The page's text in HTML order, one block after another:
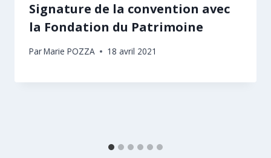
Signature de la convention avec
la Fondation du Patrimoine
ParMarie POZZA 18 avril 2021